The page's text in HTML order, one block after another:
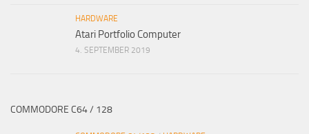
HARDWARE
Atari Portfolio Computer
4. SEPTEMBER 2019
COMMODORE C64 / 128